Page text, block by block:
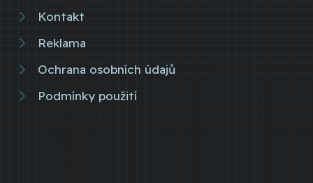
Kontakt
Reklama
Ochrana osobních údajů
Podmínky použití